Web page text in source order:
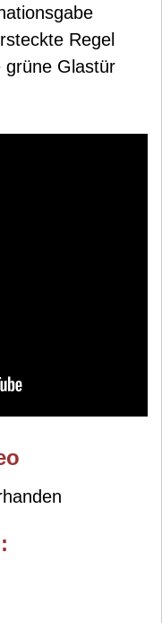
Regel
grüne Glastür